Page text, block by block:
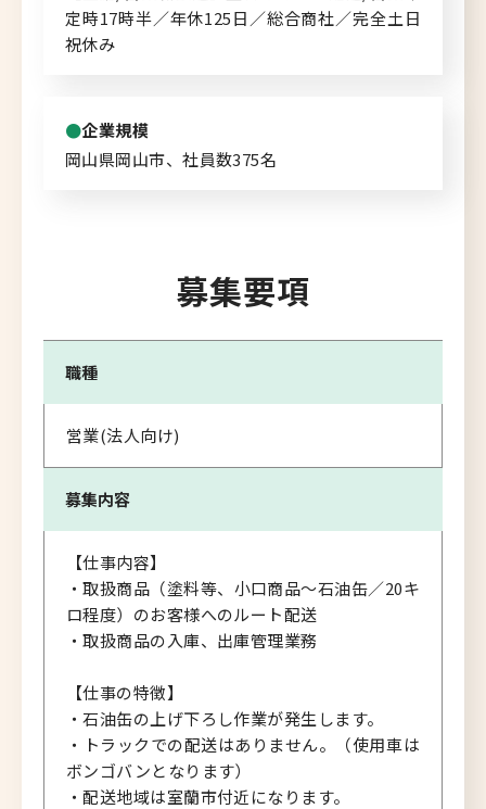
定時17時半／年休125日／総合商社／完全土日
祝休み
企業規模
岡山県岡山市、社員数375名
募集要項
職種
営業(法人向け)
募集内容
【仕事内容】
・取扱商品（塗料等、小口商品～石油缶／20キ
ロ程度）のお客様へのルート配送
・取扱商品の入庫、出庫管理業務
【仕事の特徴】
・石油缶の上げ下ろし作業が発生します。
・トラックでの配送はありません。（使用車は
ボンゴバンとなります）
・配送地域は室蘭市付近になります。